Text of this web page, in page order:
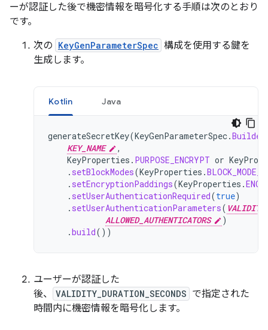
ーが認証した後で機密情報を暗号化する手順は次のとおり
です。
次の KeyGenParameterSpec 構成を使用する鍵を
生成します。
Kotlin Java
generateSecretKey(KeyGenParameterSpec.Builder
KEY_NAME
,
KeyProperties . PURPOSE_ENCRYPT or
. setBlockModes(KeyProperties .
. setEncryptionPaddings(KeyProperties .
. setUserAuthenticationRequired(true)
. setUserAuthenticationParameters(
ALLOWED_AUTHENTICATORS
)
.build())
ユーザーが認証した
後、
VALIDITY_DURATION_SECONDS で指定された
時間内に機密情報を暗号化します。